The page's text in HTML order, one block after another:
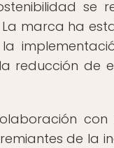
se
marca ha
reducción de
con
de la